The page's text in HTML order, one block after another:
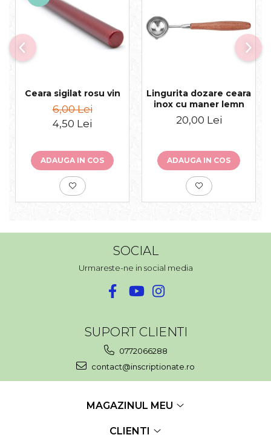
Ceara sigilat rosu vin
6,00 Lei
4,50 Lei
ADAUGA IN COS
Lingurita dozare ceara
inox cu maner lemn
20,00 Lei
ADAUGA IN COS
SOCIAL
Urmareste-ne in social media
SUPORT CLIENTI
0772066288
contact@inscriptionate.ro
MAGAZINUL MEU
CLIENTI